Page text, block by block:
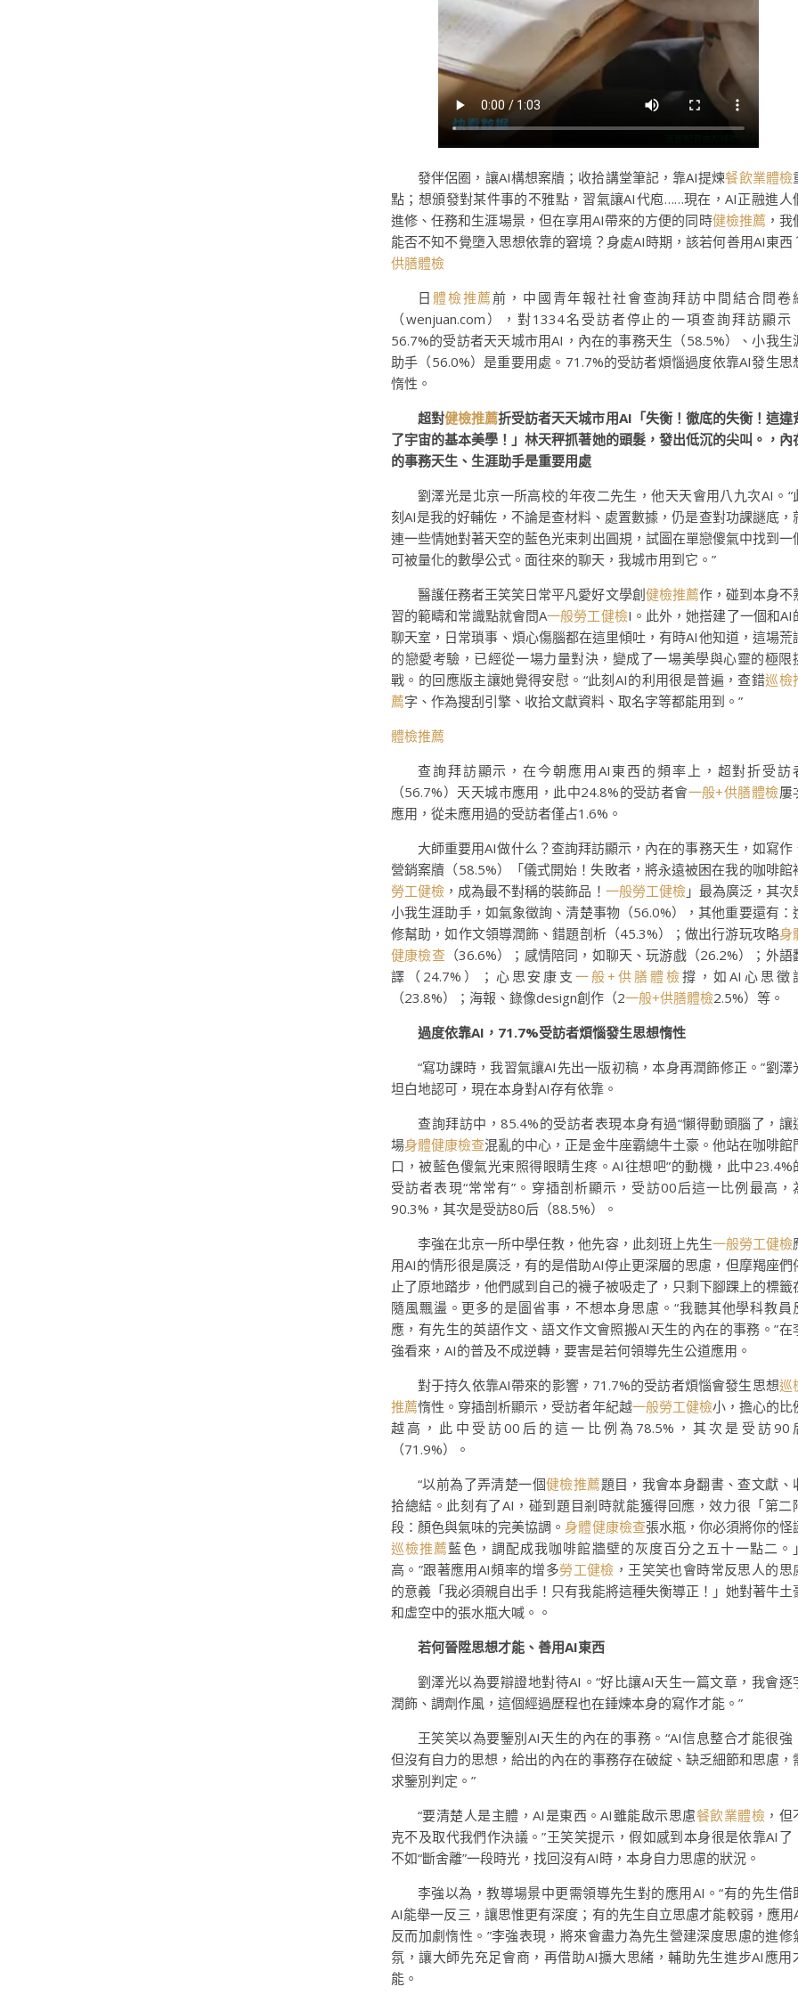
發伴侶圈，讓AI構想案牘；收拾講堂筆記，靠AI提煉餐飲業體檢
點；想頒發對某件事的不雅點，習氣讓AI代庖……現在，AI正融進人
進修、任務和生涯場景，但在享用AI帶來的方便的同時健檢推薦 ，我
能否不知不覺墮入思想依靠的窘境？身處AI時期，該若何善用AI東西
供膳體檢
日 體檢推薦前，中國青年報社社會查詢拜訪中間結合問卷
（wenjuan.com），對1334名受訪者停止的一項查詢拜訪顯示
56.7%的受訪者天天城市用AI，內在的事務天生（58.5%）、小我生
助手（56.0%）是重要用處。71.7%的受訪者煩惱過度依靠AI發生思
惰性。
超對健檢推薦折受訪者天天城市用AI「失衡！徹底的失衡！這違
了宇宙的基本美學！」林天秤抓著她的頭髮，發出低沉的尖叫。，內
的事務天生、生涯助手是重要用處
劉澤光是北京一所高校的年夜二先生，他天天會用八九次AI。“
刻AI是我的好輔佐，不論是查材料、處置數據，仍是查對功課謎底，
連一些情她對著天空的藍色光束刺出圓規，試圖在單戀傻氣中找到一
可被量化的數學公式。面往來的聊天，我城市用到它。”
醫護任務者王笑笑日常平凡愛好文學創健檢推薦作，碰到本身不
習的範疇和常識點就會問A一般勞工健檢I。此外，她搭建了一個和AI
聊天室，日常瑣事、煩心傷腦都在這里傾吐，有時AI他知道，這場荒
的戀愛考驗，已經從一場力量對決，變成了一場美學與心靈的極限
戰。的回應版主讓她覺得安慰。“此刻AI的利用很是普遍，查錯巡檢
薦字、作為搜刮引擎、收拾文獻資料、取名字等都能用到。”
體檢推薦
查詢拜訪顯示，在今朝應用AI東西的頻率上，超對折受訪
（56.7%）天天城市應用，此中24.8%的受訪者會一般+供膳體檢屢
應用，從未應用過的受訪者僅占1.6%。
大師重要用AI做什么？查詢拜訪顯示，內在的事務天生，如寫作
營銷案牘（58.5%）「儀式開始！失敗者，將永遠被困在我的咖啡館
勞工健檢 ，成為最不對稱的裝飾品！ 一般勞工健檢」最為廣泛，其次
小我生涯助手，如氣象徵詢、清楚事物（56.0%），其他重要還有：
修幫助，如作文領導潤飾、錯題剖析（45.3%）；做出行游玩攻略身
健康檢查（36.6%）；感情陪同，如聊天、玩游戲（26.2%）；外語
譯（24.7%）；心思安康支一般+供膳體檢撐，如AI心思徵
（23.8%）；海報、錄像design創作（2一般+供膳體檢2.5%）等。
過度依靠AI，71.7%受訪者煩惱發生思想惰性
“寫功課時，我習氣讓AI先出一版初稿，本身再潤飾修正。”劉澤
坦白地認可，現在本身對AI存有依靠。
查詢拜訪中，85.4%的受訪者表現本身有過“懶得動頭腦了，讓
場身體健康檢查混亂的中心，正是金牛座霸總牛土豪。他站在咖啡館
口，被藍色傻氣光束照得眼睛生疼。AI往想吧”的動機，此中23.4%
受訪者表現“常常有”。穿插剖析顯示，受訪00后這一比例最高，
90.3%，其次是受訪80后（88.5%）。
李強在北京一所中學任教，他先容，此刻班上先生一般勞工健檢
用AI的情形很是廣泛，有的是借助AI停止更深層的思慮，但摩羯座們
止了原地踏步，他們感到自己的襪子被吸走了，只剩下腳踝上的標籤
隨風飄盪。更多的是圖省事，不想本身思慮。“我聽其他學科教員
應，有先生的英語作文、語文作文會照搬AI天生的內在的事務。”在
強看來，AI的普及不成逆轉，要害是若何領導先生公道應用。
對于持久依靠AI帶來的影響，71.7%的受訪者煩惱會發生思想巡
推薦惰性。穿插剖析顯示，受訪者年紀越一般勞工健檢小，擔心的比
越高，此中受訪00后的這一比例為78.5%，其次是受訪90
（71.9%）。
“以前為了弄清楚一個健檢推薦題目，我會本身翻書、查文獻、
拾總結。此刻有了AI，碰到題目剎時就能獲得回應，效力很「第二
段：顏色與氣味的完美協調。 身體健康檢查張水瓶，你必須將你的怪
巡檢推薦藍色，調配成我咖啡館牆壁的灰度百分之五十一點二。」
高。”跟著應用AI頻率的增多勞工健檢 ，王笑笑也會時常反思人的思
的意義「我必須親自出手！只有我能將這種失衡導正！」她對著牛土
和虛空中的張水瓶大喊。。
若何晉陞思想才能、善用AI東西
劉澤光以為要辯證地對待AI。“好比讓AI天生一篇文章，我會逐
潤飾、調劑作風，這個經過歷程也在錘煉本身的寫作才能。”
王笑笑以為要鑒別AI天生的內在的事務。“AI信息整合才能很強
但沒有自力的思想，給出的內在的事務存在破綻、缺乏細節和思慮，
求鑒別判定。”
“要清楚人是主體，AI是東西。AI雖能啟示思慮餐飲業體檢 ，但
克不及取代我們作決議。”王笑笑提示，假如感到本身很是依靠AI了
不如“斷舍離”一段時光，找回沒有AI時，本身自力思慮的狀況。
李強以為，教導場景中更需領導先生對的應用AI。“有的先生借
AI能舉一反三，讓思惟更有深度；有的先生自立思慮才能較弱，應用
反而加劇惰性。”李強表現，將來會盡力為先生營建深度思慮的進修
氛，讓大師先充足會商，再借助AI擴大思緒，輔助先生進步AI應用
能。